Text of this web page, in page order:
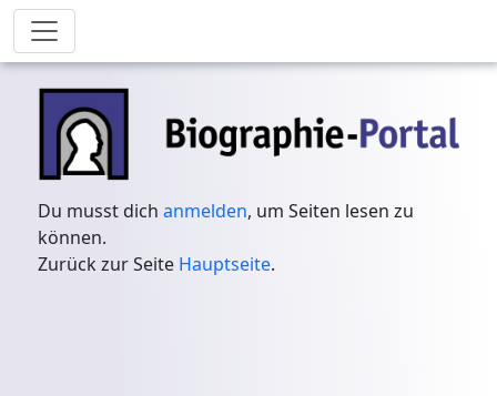
Du musst dichanmelden, um Seiten lesen zu
können.
Zurück zur Seite Hauptseite.